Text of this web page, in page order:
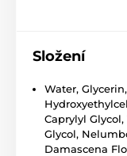
Složení
Water,
Caprylyl
Glycol,
Damascena